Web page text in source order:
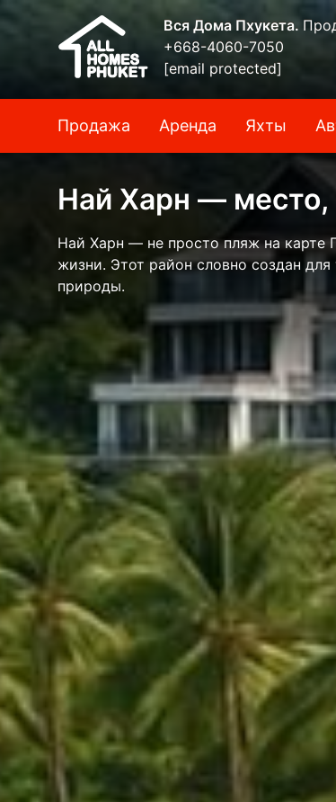
Вся Дома Пхукета.
+668-4060-7050
[email protected]
Продажа Аренда Яхты
Най Харн — место,
Най Харн — не просто пляж на карте
жизни. Этот район словно создан
природы.